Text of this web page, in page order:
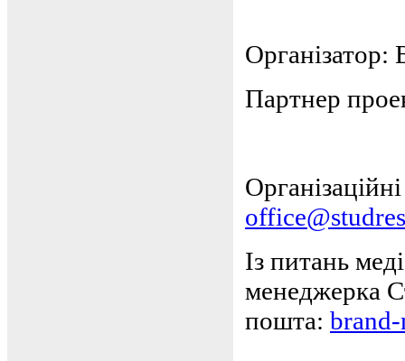
Партнер
Із питань
менеджерка
пошта: